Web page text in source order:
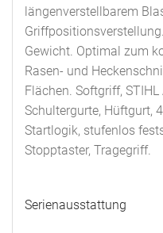
längenverstellbarem
Gewicht. Optimal zum
Rasen- und
Flächen. Softgriff,
Schultergurte, Hüftgurt,
Startlogik, stufenlos
Stopptaster, Tragegriff.
Serienausstattung